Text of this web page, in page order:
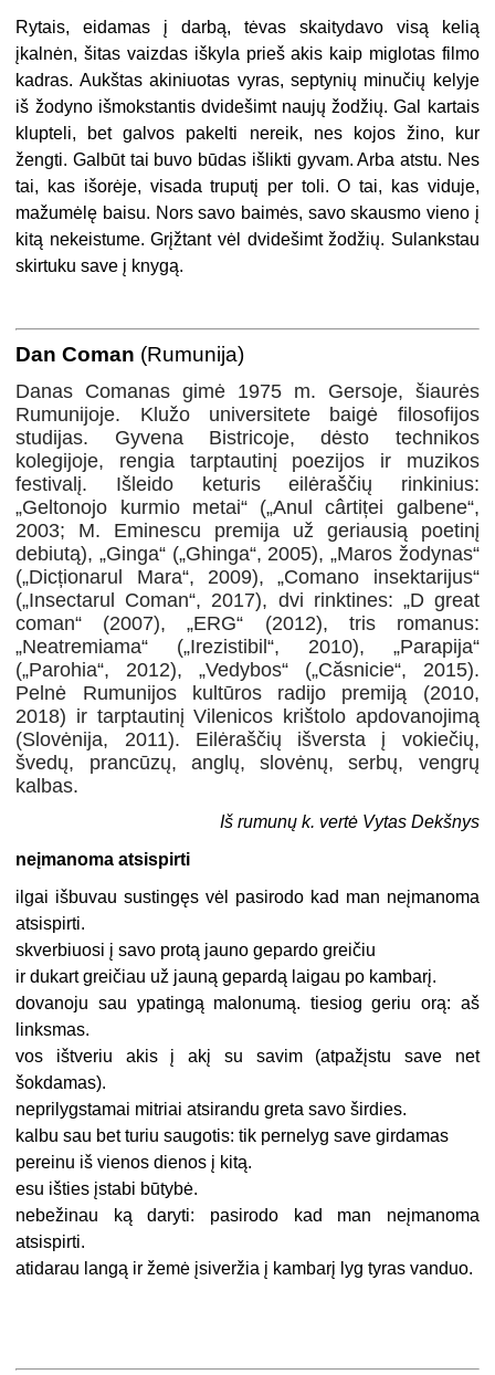
Rytais, eidamas į darbą, tėvas skaitydavo visą kelią
įkalnėn, šitas vaizdas iškyla prieš akis kaip miglotas filmo
kadras. Aukštas akiniuotas vyras, septynių minučių kelyje
iš žodyno išmokstantis dvidešimt naujų žodžių. Gal kartais
klupteli, bet galvos pakelti nereik, nes kojos žino, kur
žengti. Galbūt tai buvo būdas išlikti gyvam. Arba atstu. Nes
tai, kas išorėje, visada truputį per toli. O tai, kas viduje,
mažumėlę baisu. Nors savo baimės, savo skausmo vieno į
kitą nekeistume. Grįžtant vėl dvidešimt žodžių. Sulankstau
skirtuku save į knygą.
Dan Coman (Rumunija)
Danas Comanas gimė 1975 m. Gersoje, šiaurės
Rumunijoje. Klužo universitete baigė filosofijos
studijas. Gyvena Bistricoje, dėsto technikos
kolegijoje, rengia tarptautinį poezijos ir muzikos
festivalį. Išleido keturis eilėraščių rinkinius:
„Geltonojo kurmio metai“ („Anul cârtiței galbene“,
2003; M. Eminescu premija už geriausią poetinį
debiutą), „Ginga“ („Ghinga“, 2005), „Maros žodynas“
(„Dicționarul Mara“, 2009), „Comano insektarijus“
(„Insectarul Coman“, 2017), dvi rinktines: „D great
coman“ (2007), „ERG“ (2012), tris romanus:
„Neatremiama“ („Irezistibil“, 2010), „Parapija“
(„Parohia“, 2012), „Vedybos“ („Căsnicie“, 2015).
Pelnė Rumunijos kultūros radijo premiją (2010,
2018) ir tarptautinį Vilenicos krištolo apdovanojimą
(Slovėnija, 2011). Eilėraščių išversta į vokiečių,
švedų, prancūzų, anglų, slovėnų, serbų, vengrų
kalbas.
Iš rumunų k. vertė Vytas Dekšnys
neįmanoma atsispirti
ilgai išbuvau sustingęs vėl pasirodo kad man neįmanoma
atsispirti.
skverbiuosi į savo protą jauno gepardo greičiu
ir dukart greičiau už jauną gepardą laigau po kambarį.
dovanoju sau ypatingą malonumą. tiesiog geriu orą: aš
linksmas.
vos ištveriu akis į akį su savim (atpažįstu save net
šokdamas).
neprilygstamai mitriai atsirandu greta savo širdies.
kalbu sau bet turiu saugotis: tik pernelyg save girdamas
pereinu iš vienos dienos į kitą.
esu išties įstabi būtybė.
nebežinau ką daryti: pasirodo kad man neįmanoma
atsispirti.
atidarau langą ir žemė įsiveržia į kambarį lyg tyras vanduo.